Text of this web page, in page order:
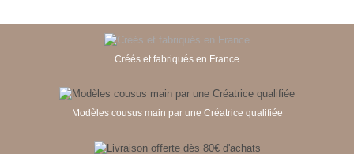
Créés et fabriqués en France
Modèles cousus main par une Créatrice qualifiée